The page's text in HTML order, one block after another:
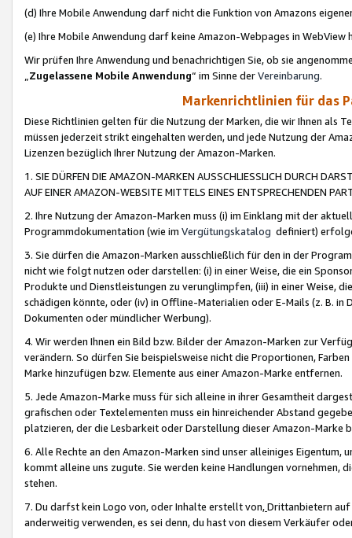
(d) Ihre Mobile Anwendung darf nicht die Funktion von Amazons
(e) Ihre Mobile Anwendung darf keine Amazon-Webpages in WebView
Wir prüfen Ihre Anwendung und benachrichtigen Sie, ob sie
„Zugelassene Mobile Anwendung“ im Sinne derVereinbarung.
Markenrichtlinien für das
Diese Richtlinien gelten für die Nutzung der Marken, die wir Ihnen als
müssen jederzeit strikt eingehalten werden, und jede Nutzung der
Lizenzen bezüglich Ihrer Nutzung der Amazon-Marken.
1. SIE DÜRFEN DIE AMAZON-MARKEN AUSSCHLIESSLICH DURCH
AUF EINER AMAZON-WEBSITE MITTELS EINES ENTSPRECHENDEN
2. Ihre Nutzung der Amazon-Marken muss (i) im Einklang mit der
Programmdokumentation (wie im Vergütungskatalog definiert)
3. Sie dürfen die Amazon-Marken ausschließlich für den in der
nicht wie folgt nutzen oder darstellen: (i) in einer Weise, die ein
Produkte und Dienstleistungen zu verunglimpfen, (iii) in einer Weise,
schädigen könnte, oder (iv) in Offline-Materialien oder E-Mails (z. B. in
Dokumenten oder mündlicher Werbung).
4. Wir werden Ihnen ein Bild bzw. Bilder der Amazon-Marken zur
verändern. So dürfen Sie beispielsweise nicht die Proportionen,
Marke hinzufügen bzw. Elemente aus einer Amazon-Marke entfernen.
5. Jede Amazon-Marke muss für sich alleine in ihrer Gesamtheit
grafischen oder Textelementen muss ein hinreichender Abstand
platzieren, der die Lesbarkeit oder Darstellung dieser Amazon-Marke
6. Alle Rechte an den Amazon-Marken sind unser alleiniges
kommt alleine uns zugute. Sie werden keine Handlungen vornehmen,
stehen.
7. Du darfst kein Logo von, oder Inhalte erstellt von,Drittanbietern auf
anderweitig verwenden, es sei denn, du hast von diesem Verkäufer